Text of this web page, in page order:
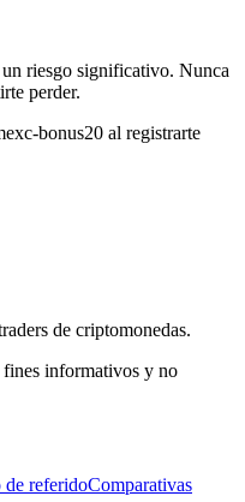
riesgo significativo. Nunca
perder.
bonus20 al registrarte
de criptomonedas.
fines informativos y no
de referidoComparativas